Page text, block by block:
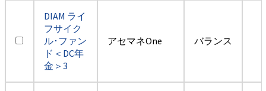
DIAM ライ
フサイク
ル･ファン
ド＜DC年
金＞3
アセマネOne バランス